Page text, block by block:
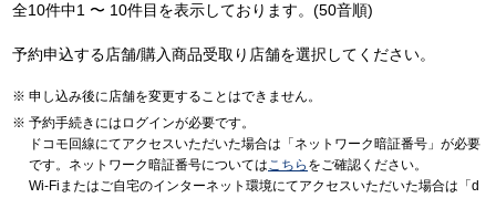
全10件中1 〜 10件目を表示しております。(50音順)
予約申込する店舗/購入商品受取り店舗を選択してください。
申し込み後に店舗を変更することはできません。
予約手続きにはログインが必要です。
ドコモ回線にてアクセスいただいた場合は「ネットワーク暗証番号」が必要
です。ネットワーク暗証番号についてはこちら をご確認ください。
Wi-Fiまたはご自宅のインターネット環境にてアクセスいただいた場合は「d